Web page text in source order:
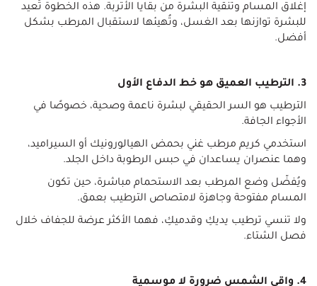
إغلاق المسام وتنقية البشرة من بقايا الأتربة. هذه الخطوة تُعيد
للبشرة توازنها بعد الغسل، وتُهيئها لاستقبال المرطب بشكل
أفضل.
3. الترطيب العميق هو خط الدفاع الأول
الترطيب هو السر الحقيقي لبشرة ناعمة وصحية، خصوصًا في
الأجواء الجافة.
استخدمي كريم مرطب غني بحمض الهيالورونيك أو السيراميد،
وهما عنصران يساعدان في حبس الرطوبة داخل الجلد.
ويُفضّل وضع المرطب بعد الاستحمام مباشرة، حين تكون
المسام مفتوحة وجاهزة لامتصاص الترطيب بعمق.
ولا تنسي ترطيب يديكِ وقدميكِ، فهما الأكثر عرضة للجفاف خلال
فصل الشتاء.
4. واقي الشمس ضرورة لا موسمية